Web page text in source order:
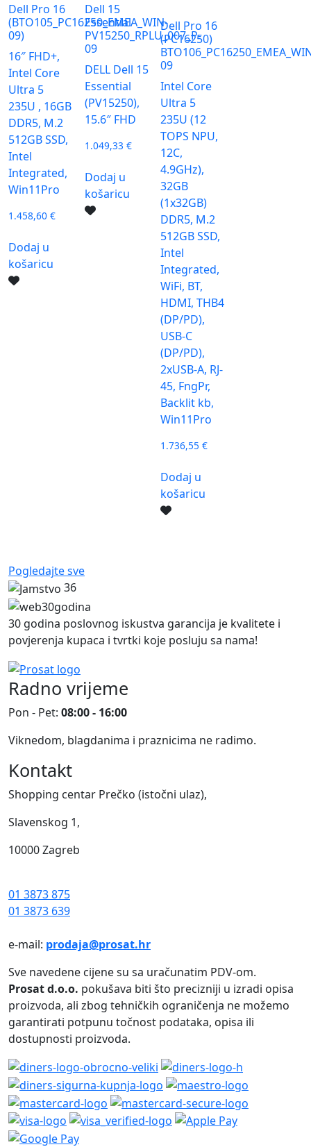
Dell Pro 16
(BTO105_PC16250_EMEA_WIN-
09)
16″ FHD+,
Intel Core
Ultra 5
235U , 16GB
DDR5, M.2
512GB SSD,
Intel
Integrated,
Win11Pro
1.458,60 €
Dodaj u
košaricu
Dell 15
Essential
PV15250_RPLU_007_P-
09
DELL Dell 15
Essential
(PV15250),
15.6″ FHD
1.049,33 €
Dodaj u
košaricu
Dell Pro 16
(PC16250)
09
Intel Core
Ultra 5
235U (12
TOPS NPU,
12C,
4.9GHz),
32GB
(1x32GB)
DDR5, M.2
512GB SSD,
Intel
Integrated,
WiFi, BT,
HDMI, THB4
(DP/PD),
USB-C
(DP/PD),
2xUSB-A, RJ-
45, FngPr,
Backlit kb,
Win11Pro
1.736,55€
Dodaj u
košaricu
Pogledajte sve
36
30 godina poslovnog iskustva garancija je kvalitete i
povjerenja kupaca i tvrtki koje posluju sa nama!
Radno vrijeme
Pon - Pet: 08:00 - 16:00
Viknedom, blagdanima i praznicima ne radimo.
Kontakt
Shopping centar Prečko (istočni ulaz),
Slavenskog 1,
10000 Zagreb
01 3873 875
01 3873 639
e-mail: prodaja@prosat.hr
Sve navedene cijene su sa uračunatim PDV-om.
Prosat d.o.o. pokušava biti što precizniji u izradi opisa
proizvoda, ali zbog tehničkih ograničenja ne možemo
garantirati potpunu točnost podataka, opisa ili
dostupnosti proizvoda.